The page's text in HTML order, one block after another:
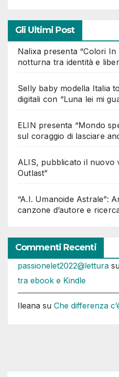
Gli Ultimi Post
Nalixa presenta “Colori
notturna tra identità e
Selly baby modella Italia
digitali con “Luna lei mi
ELIN presenta “Mondo
sul coraggio di lasciare
ALIS, pubblicato il nuovo
Outlast”
“A.I. Umanoide Astrale”:
canzone d’autore e
Commenti Recenti
passionelet2022@lettura
tra ebook e Kindle
Ileana su Che differenza